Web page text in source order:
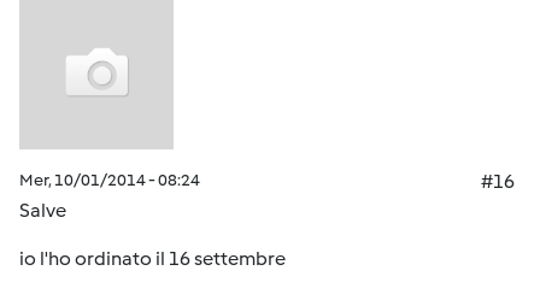
Mer, 10/01/2014 - 08:24
#16
Salve
io l'ho ordinato il 16 settembre